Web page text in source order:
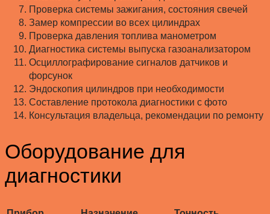
Проверка системы зажигания, состояния свечей
Замер компрессии во всех цилиндрах
Проверка давления топлива манометром
Диагностика системы выпуска газоанализатором
Осциллографирование сигналов датчиков и
форсунок
Эндоскопия цилиндров при необходимости
Составление протокола диагностики с фото
Консультация владельца, рекомендации по ремонту
Оборудование для
диагностики